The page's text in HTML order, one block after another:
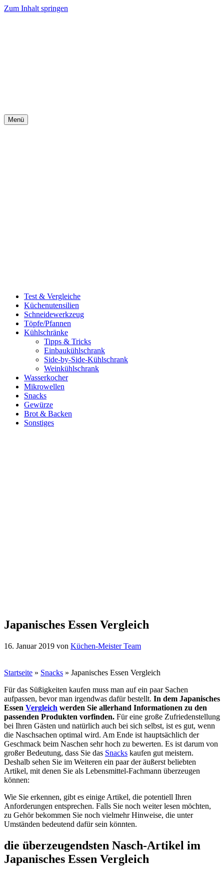
Zum Inhalt springen
Menü
Test & Vergleiche
Küchenutensilien
Schneidewerkzeug
Töpfe/Pfannen
Kühlschränke
Tipps & Tricks
Einbaukühlschrank
Side-by-Side-Kühlschrank
Weinkühlschrank
Wasserkocher
Mikrowellen
Snacks
Gewürze
Brot & Backen
Sonstiges
Japanisches Essen Vergleich
16. Januar 2019 von Küchen-Meister Team
Startseite » Snacks » Japanisches Essen Vergleich
Für das Süßigkeiten kaufen muss man auf ein paar Sachen
aufpassen, bevor man irgendwas dafür bestellt. In dem Japanisches
Essen Vergleich werden Sie allerhand Informationen zu den
passenden Produkten vorfinden. Für eine große Zufriedenstellung
bei Ihren Gästen und natürlich auch bei sich selbst, ist es gut, wenn
die Naschsachen optimal wird. Am Ende ist hauptsächlich der
Geschmack beim Naschen sehr hoch zu bewerten. Es ist darum von
großer Bedeutung, dass Sie das Snacks kaufen gut meistern.
Deshalb sehen Sie im Weiteren ein paar der äußerst beliebten
Artikel, mit denen Sie als Lebensmittel-Fachmann überzeugen
können:
Wie Sie erkennen, gibt es einige Artikel, die potentiell Ihren
Anforderungen entsprechen. Falls Sie noch weiter lesen möchten,
zu Gehör bekommen Sie noch vielmehr Hinweise, die unter
Umständen bedeutend dafür sein könnten.
die überzeugendsten Nasch-Artikel im
Japanisches Essen Vergleich